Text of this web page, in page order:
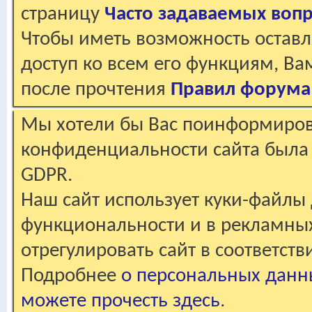
страницу Часто задаваемых
Чтобы иметь возможность
доступ ко всем его функциям,
после прочтения Правил форума
Мы хотели бы Вас
конфиденциальности сайта
GDPR.
Наш сайт использует куки-файлы
функциональности и в
отрегулировать сайт в
Подробнее о персональных
можете прочесть здесь.